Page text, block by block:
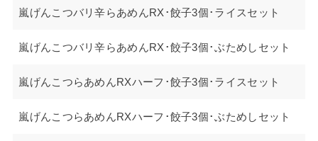
嵐げんこつバリ辛らあめんRX･餃子3個･ライスセット
嵐げんこつバリ辛らあめんRX･餃子3個･ぶためしセット
嵐げんこつらあめんRXハーフ･餃子3個･ライスセット
嵐げんこつらあめんRXハーフ･餃子3個･ぶためしセット